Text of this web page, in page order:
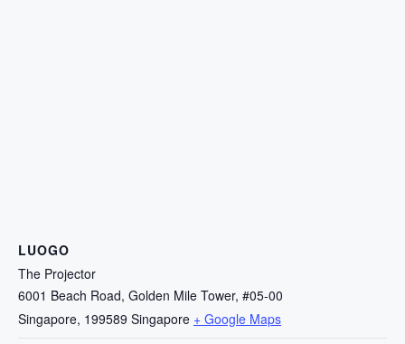
LUOGO
The Projector
6001 Beach Road, Golden Mile Tower, #05-00
Singapore, 199589 Singapore + Google Maps